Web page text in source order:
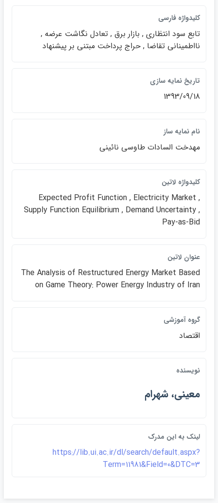
كليدواژه فارسي
تابع سود انتظاري , بازار برق , تعادل نگاشت عرضه ,
نااطميناني تقاضا , حراج پرداخت مبتني بر پيشنهاد
تاريخ نمايه سازي
1393/09/18
نام نمايه ساز
مهدخت السادات طاوسي نائيني
كليدواژه لاتين
Expected Profit Function , Electricity Market ,
Supply Function Equilibrium , Demand Uncertainty ,
Pay-as-Bid
عنوان لاتين
The Analysis of Restructured Energy Market Based
on Game Theory: Power Energy Industry of Iran
گروه آموزشي
اقتصاد
نويسنده
معيني، شهرام
لينک به اين مدرک
https://lib.ui.ac.ir/dl/search/default.aspx?
Term=11981&Field=0&DTC=3